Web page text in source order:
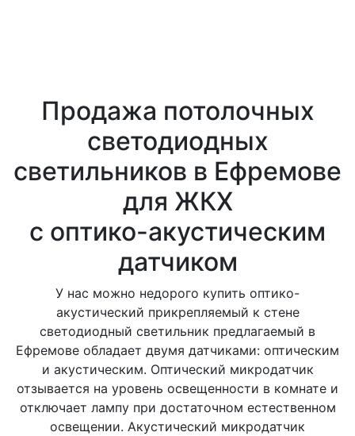
Продажа потолочных
светодиодных
светильников в Ефремове
для ЖКХ
с оптико-акустическим
датчиком
У нас можно недорого купить оптико-
акустический прикрепляемый к стене
светодиодный светильник предлагаемый в
Ефремове обладает двумя датчиками: оптическим
и акустическим. Оптический микродатчик
отзывается на уровень освещенности в комнате и
отключает лампу при достаточном естественном
освещении. Акустический микродатчик